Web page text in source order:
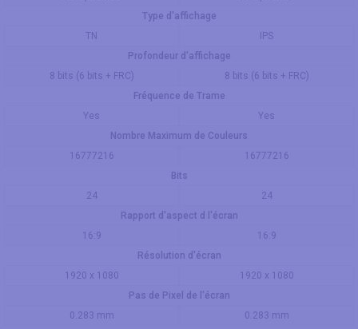
Type d'affichage
TN
IPS
Profondeur d'affichage
8 bits (6 bits + FRC)
8 bits (6 bits + FRC)
Fréquence de Trame
Yes
Yes
Nombre Maximum de Couleurs
16777216
16777216
Bits
24
24
Rapport d'aspect d l'écran
16:9
16:9
Résolution d'écran
1920 x 1080
1920 x 1080
Pas de Pixel de l'écran
0.283 mm
0.283 mm